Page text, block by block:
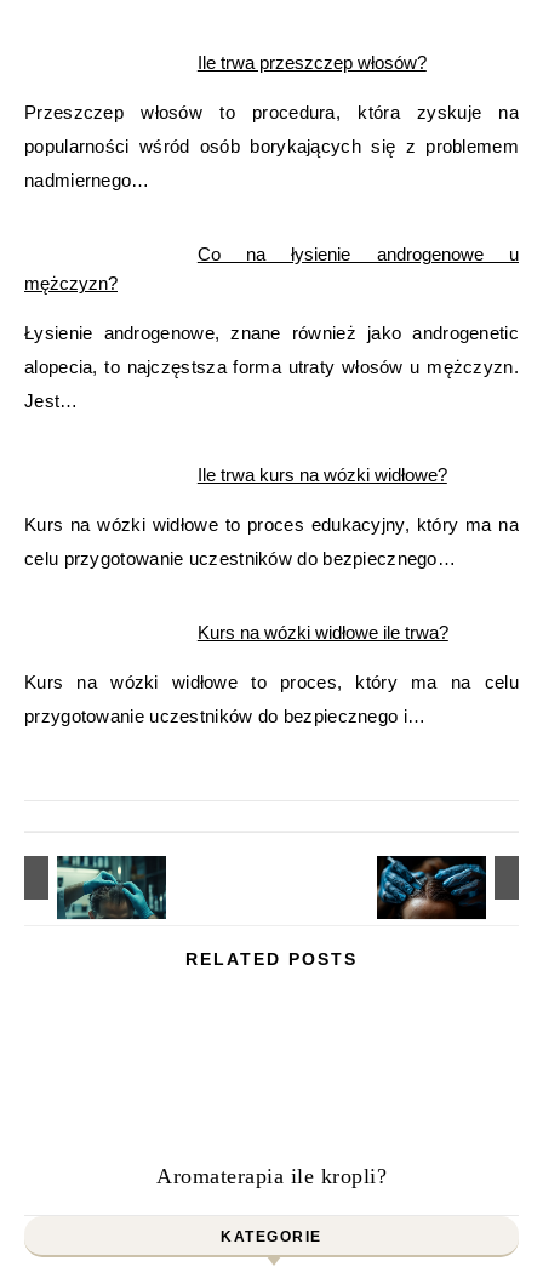
Ile trwa przeszczep włosów?
Przeszczep włosów to procedura, która zyskuje na
popularności wśród osób borykających się z problemem
nadmiernego…
Co na łysienie androgenowe u
mężczyzn?
Łysienie androgenowe, znane również jako androgenetic
alopecia, to najczęstsza forma utraty włosów u mężczyzn.
Jest…
Ile trwa kurs na wózki widłowe?
Kurs na wózki widłowe to proces edukacyjny, który ma na
celu przygotowanie uczestników do bezpiecznego…
Kurs na wózki widłowe ile trwa?
Kurs na wózki widłowe to proces, który ma na celu
przygotowanie uczestników do bezpiecznego i…
RELATED POSTS
Aromaterapia ile kropli?
KATEGORIE